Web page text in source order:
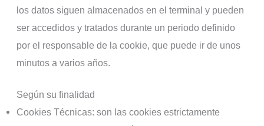
los datos siguen almacenados en el terminal y pueden
ser accedidos y tratados durante un periodo definido
por el responsable de la cookie, que puede ir de unos
minutos a varios años.
Según su finalidad
Cookies Técnicas: son las cookies estrictamente